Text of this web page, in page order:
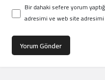
Bir dahaki sefere yorum
adresimi ve web site adresimi
Yorum Gönder